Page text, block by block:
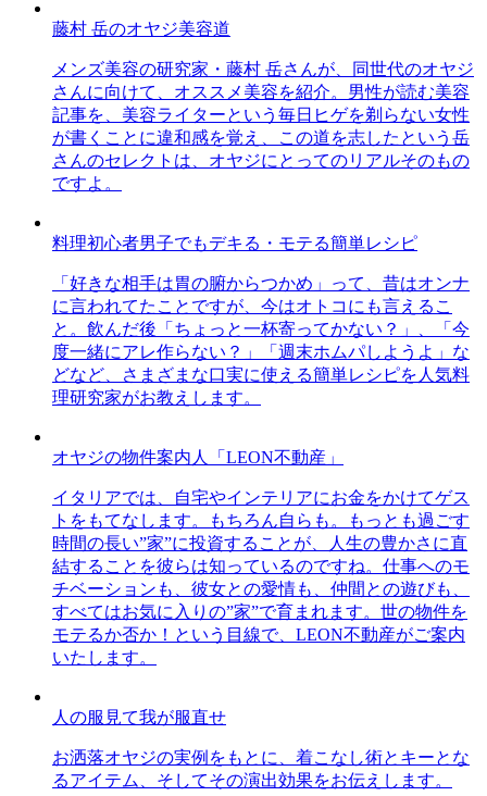
藤村 岳のオヤジ美容道
メンズ美容の研究家・藤村 岳さんが、同世代のオヤジ
さんに向けて、オススメ美容を紹介。男性が読む美容
記事を、美容ライターという毎日ヒゲを剃らない女性
が書くことに違和感を覚え、この道を志したという岳
さんのセレクトは、オヤジにとってのリアルそのもの
ですよ。
料理初心者男子でもデキる・モテる簡単レシピ
「好きな相手は胃の腑からつかめ」って、昔はオンナ
に言われてたことですが、今はオトコにも言えるこ
と。飲んだ後「ちょっと一杯寄ってかない？」、「今
度一緒にアレ作らない？」「週末ホムパしようよ」な
どなど、さまざまな口実に使える簡単レシピを人気料
理研究家がお教えします。
オヤジの物件案内人「LEON不動産」
イタリアでは、自宅やインテリアにお金をかけてゲス
トをもてなします。もちろん自らも。もっとも過ごす
時間の長い”家”に投資することが、人生の豊かさに直
結することを彼らは知っているのですね。仕事へのモ
チベーションも、彼女との愛情も、仲間との遊びも、
すべてはお気に入りの”家”で育まれます。世の物件を
モテるか否か！という目線で、LEON不動産がご案内
いたします。
人の服見て我が服直せ
お洒落オヤジの実例をもとに、着こなし術とキーとな
るアイテム、そしてその演出効果をお伝えします。